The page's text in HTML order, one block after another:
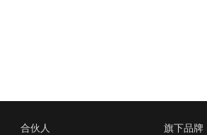
合伙人 旗下品牌